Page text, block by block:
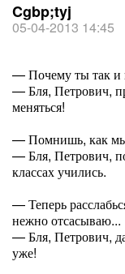
Cgbp;tyj
05-04-2013 14:45
— Почему ты так и
— Бля, Петрович,
меняться!
— Помнишь, как мы
— Бля, Петрович,
классах учились.
— Теперь
нежно отсасываю...
— Бля, Петрович,
уже!